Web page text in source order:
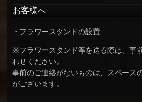
お客様へ
・フラワースタンドの設置
※フラワースタンド等を送る際は、事
わせください。
事前のご連絡がないものは、スペース
がございます。